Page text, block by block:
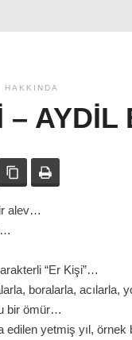
HAKKINDA
– AYDIL
WhatsAppBağlanıyı kopyala
alev…
…
“Er Kişi”…
boralarla,
bir ömür…
edilen yetmiş yıl,